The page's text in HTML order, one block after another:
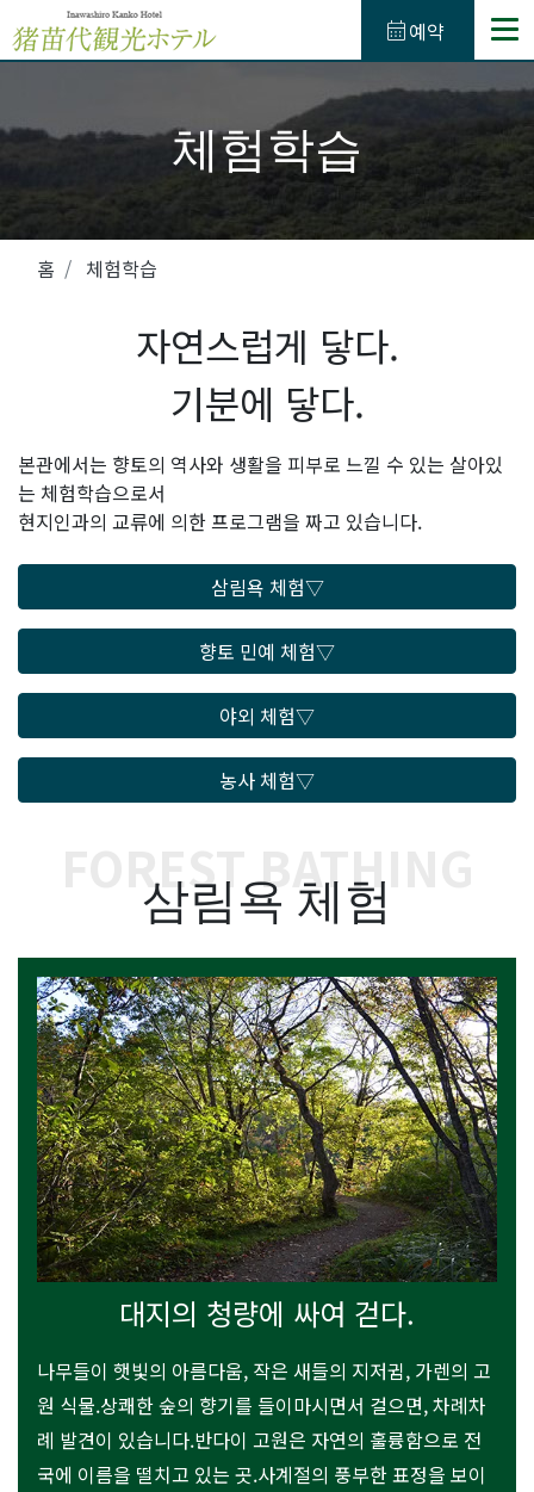
calendar_month예약
온천
액세스
체험학습
홈 체험학습
자연스럽게 닿다.
기분에 닿다.
본관에서는 향토의 역사와 생활을 피부로 느낄 수 있는 살아있
는 체험학습으로서
현지인과의 교류에 의한 프로그램을 짜고 있습니다.
삼림욕 체험▽
향토 민예 체험▽
야외 체험▽
농사 체험▽
FOREST BATHING
삼림욕 체험
대지의 청량에 싸여 걷다.
나무들이 햇빛의 아름다움, 작은 새들의 지저귐, 가렌의 고
원 식물.상쾌한 숲의 향기를 들이마시면서 걸으면, 차례차
례 발견이 있습니다.반다이 고원은 자연의 훌륭함으로 전
국에 이름을 떨치고 있는 곳.사계절의 풍부한 표정을 보이